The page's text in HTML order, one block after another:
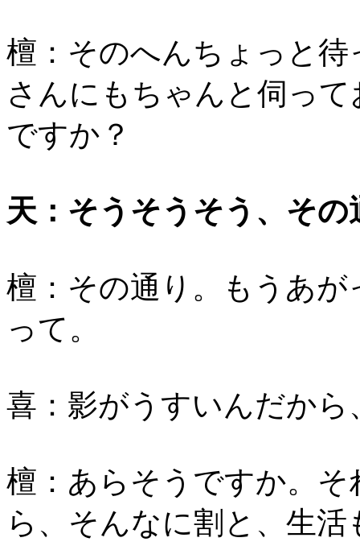
檀：そのへんちょっと
さんにもちゃんと伺っ
ですか？
天：そうそうそう、その
檀：その通り。もうあ
って。
喜：影がうすいんだか
檀：あらそうですか。
ら、そんなに割と、生